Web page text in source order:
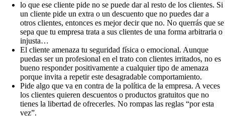
lo que ese cliente pide no se puede dar al resto de los clientes. Si
un cliente pide un extra o un descuento que no puedes dar a
otros clientes, entonces es mejor decir que no. No querrás que se
sepa que tu empresa trata a sus clientes de una forma arbitraria o
injusta…
El cliente amenaza tu seguridad física o emocional. Aunque
puedas ser un profesional en el trato con clientes irritados, no es
bueno responder positivamente a cualquier tipo de amenaza
porque invita a repetir este desagradable comportamiento.
Pide algo que va en contra de la política de la empresa. A veces
los clientes quieren descuentos o productos gratuitos que no
tienes la libertad de ofrecerles. No rompas las reglas “por esta
vez”.